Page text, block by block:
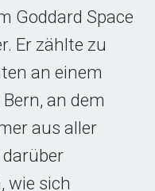
Goddard Space
Er zählte zu
an einem
an dem
aus aller
wie sich